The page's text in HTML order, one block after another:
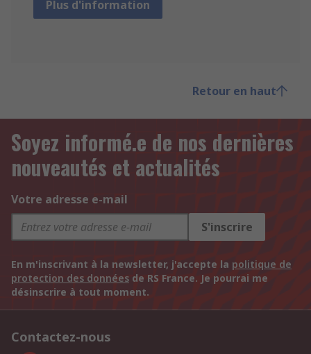
Plus d'information
Retour en haut
Soyez informé.e de nos dernières
nouveautés et actualités
Votre adresse e-mail
S'inscrire
En m'inscrivant à la newsletter, j'accepte la politique de
protection des données de RS France. Je pourrai me
désinscrire à tout moment.
Contactez-nous